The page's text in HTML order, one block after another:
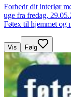
Forbedr dit interiør
uge fra fredag,
Føtex til hjemmet og
Vis Følg